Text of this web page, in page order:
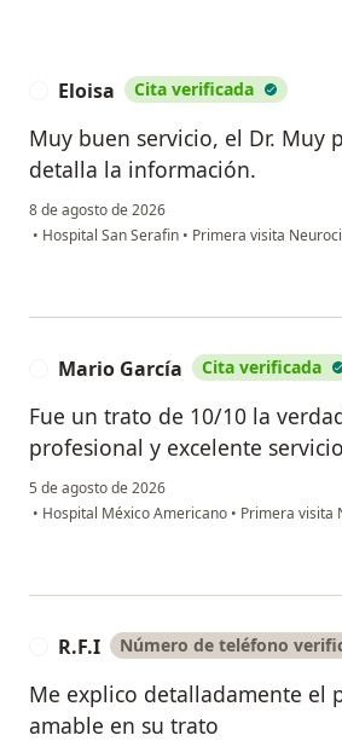
Eloisa Cita verificada
Muy buen servicio, el Dr. Muy
detalla la información.
8 de agosto de 2026
• Hospital San Serafin • Primera visita
Mario García Cita verificada
Fue un trato de 10/10 la
profesional y excelente servicio
5 de agosto de 2026
• Hospital México Americano • Primera visita
R.F.I Número de teléfono
Me explico detalladamente el
amable en su trato